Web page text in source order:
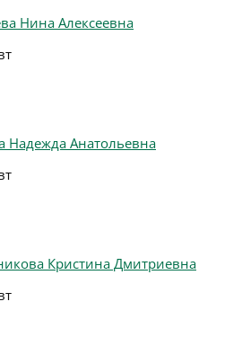
Нина Алексеевна
Надежда Анатольевна
Кристина Дмитриевна